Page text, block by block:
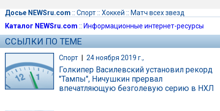
Досье NEWSru.com :: Спорт:: Хоккей :: Матч всех звезд
Каталог NEWSru.com :: Информационные интернет-ресурсы
ССЫЛКИ ПО ТЕМЕ
Спорт | 24 ноября 2019 г.,
Голкипер Василевский установил рекорд
"Тампы", Ничушкин прервал
впечатляющую безголевую серию в НХЛ